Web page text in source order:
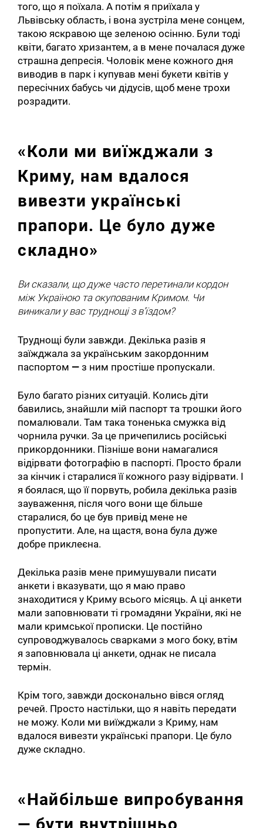
того, що я поїхала. А потім я приїхала у
Львівську область, і вона зустріла мене сонцем,
такою яскравою ще зеленою осінню. Були тоді
квіти, багато хризантем, а в мене почалася дуже
страшна депресія. Чоловік мене кожного дня
виводив в парк і купував мені букети квітів у
пересічних бабусь чи дідусів, щоб мене трохи
розрадити.
«Коли ми виїжджали з
Криму, нам вдалося
вивезти українські
прапори. Це було дуже
складно»
Ви сказали, що дуже часто перетинали кордон
між Україною та окупованим Кримом. Чи
виникали у вас труднощі з в’їздом?
Труднощі були завжди. Декілька разів я
заїжджала за українським закордонним
паспортом— з ним простіше пропускали.
Було багато різних ситуацій. Колись діти
бавились, знайшли мій паспорт та трошки його
помалювали. Там така тоненька смужка від
чорнила ручки. За це причепились російські
прикордонники. Пізніше вони намагалися
відірвати фотографію в паспорті. Просто брали
за кінчик і старалися її кожного разу відірвати. І
я боялася, що її порвуть, робила декілька разів
зауваження, після чого вони ще більше
старалися, бо це був привід мене не
пропустити. Але, на щастя, вона була дуже
добре приклеєна.
Декілька разів мене примушували писати
анкети і вказувати, що я маю право
знаходитися у Криму всього місяць. А ці анкети
мали заповнювати ті громадяни України, які не
мали кримської прописки. Це постійно
супроводжувалось сварками з мого боку, втім
я заповнювала ці анкети, однак не писала
термін.
Крім того, завжди досконально вівся огляд
речей. Просто настільки, що я навіть передати
не можу. Коли ми виїжджали з Криму, нам
вдалося вивезти українські прапори. Це було
дуже складно.
«Найбільше випробування